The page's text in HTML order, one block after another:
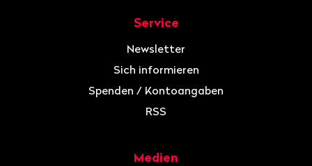
Service
Newsletter
Sich informieren
Spenden / Kontoangaben
RSS
Medien